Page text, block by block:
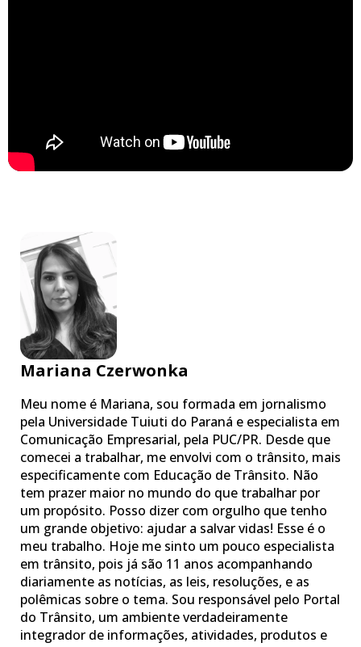
Mariana Czerwonka
Meu nome é Mariana, sou formada em jornalismo
pela Universidade Tuiuti do Paraná e especialista em
Comunicação Empresarial, pela PUC/PR. Desde que
comecei a trabalhar, me envolvi com o trânsito, mais
especificamente com Educação de Trânsito. Não
tem prazer maior no mundo do que trabalhar por
um propósito. Posso dizer com orgulho que tenho
um grande objetivo: ajudar a salvar vidas! Esse é o
meu trabalho. Hoje me sinto um pouco especialista
em trânsito, pois já são 11 anos acompanhando
diariamente as notícias, as leis, resoluções, e as
polêmicas sobre o tema. Sou responsável pelo Portal
do Trânsito, um ambiente verdadeiramente
integrador de informações, atividades, produtos e